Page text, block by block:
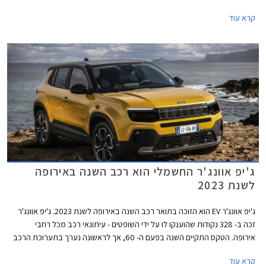
מחירו יקר בעשרות אלפי שקלים בגלל המיתוג.
קרא עוד
ג'יפ אוונג'ר החשמלי הוא רכב השנה באירופה
לשנת 2023
ג'יפ אוונג'ר EV הוא הזוכה בתואר רכב השנה באירופה לשנת 2023. ג'יפ אוונג'ר
זכה ב- 328 נקודות שהוענקו לו על ידי השופטים - עיתונאי רכב מכל רחבי
אירופה. הטקס התקיים השנה בפעם ה- 60, אך לראשונה נערך בתערוכת הרכב
קרא עוד